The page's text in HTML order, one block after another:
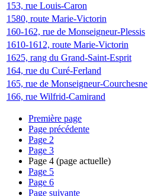
153, rue Louis-Caron
1580, route Marie-Victorin
160-162, rue de Monseigneur-Plessis
1610-1612, route Marie-Victorin
1625, rang du Grand-Saint-Esprit
164, rue du Curé-Ferland
165, rue de Monseigneur-Courchesne
166, rue Wilfrid-Camirand
Première page
Page précédente
Page 2
Page 3
Page 4 (page actuelle)
Page 5
Page 6
Page suivante